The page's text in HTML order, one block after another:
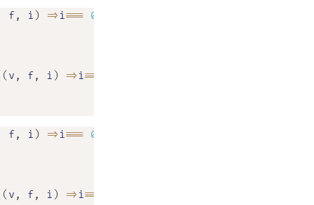
f, i ) => i=== 0
( v , f, i ) => i===
f, i ) => i=== 0
( v , f, i ) => i===